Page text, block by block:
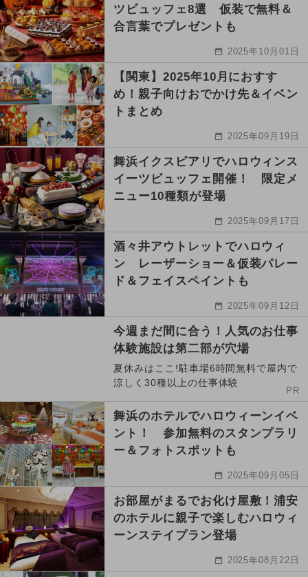
ツビュッフェ8選 仮装で無料＆
合言葉でプレゼントも
2025年10月01日
【関東】2025年10月におすす
め！親子向けおでかけ先＆イベン
トまとめ
2025年09月19日
舞浜イクスピアリでハロウィンス
イーツビュッフェ開催！ 限定メ
ニュー10種類が登場
2025年09月17日
酒々井アウトレットでハロウィ
ン レーザーショー＆仮装パレー
ド＆フェイスペイントも
2025年09月12日
今週まだ間に合う！人気のお仕事
体験施設は第二部が穴場
夏休みはここ!駐車場6時間無料で屋内で
涼しく30種以上の仕事体験
PR
舞浜のホテルでハロウィーンイベ
ント！ 参加無料のスタンプラリ
ー＆フォトスポットも
2025年09月05日
お部屋がまるでお化け屋敷！浦安
のホテルに親子で楽しむハロウィ
ーンステイプラン登場
2025年08月22日